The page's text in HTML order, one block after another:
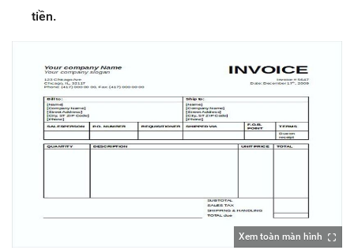
tiền.
Xem toàn màn hình